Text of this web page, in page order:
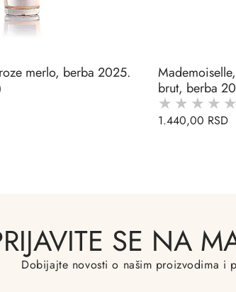
merlo, berba 2025.
brut, berba
1.440,00 RSD
SE NA
Dobijajte novosti o našim proizvodima i